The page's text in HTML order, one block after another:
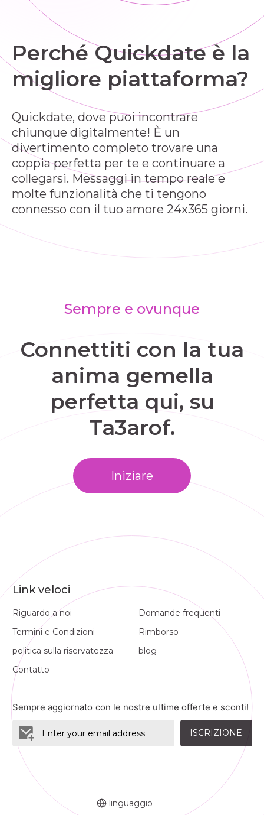
Perché Quickdate è la
migliore piattaforma?
Quickdate, dove puoi incontrare
chiunque digitalmente! È un
divertimento completo trovare una
coppia perfetta per te e continuare a
collegarsi. Messaggi in tempo reale e
molte funzionalità che ti tengono
connesso con il tuo amore 24x365 giorni.
Sempre e ovunque
Connettiti con la tua
anima gemella
perfetta qui, su
Ta3arof.
Iniziare
Link veloci
Riguardo a noi
Termini e Condizioni
politica sulla riservatezza
Contatto
Domande frequenti
Rimborso
blog
Sempre aggiornato con le nostre ultime offerte e sconti!
ISCRIZIONE
linguaggio